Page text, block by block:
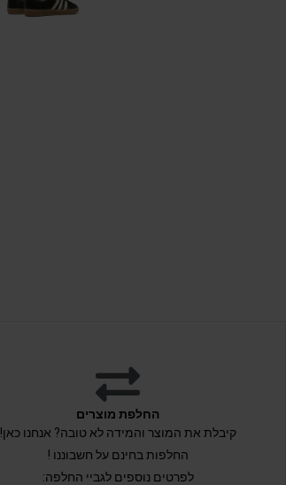
החלפת מוצרים
קיבלת את המוצר והמידה לא טובה? אנחנו כאן!
החלפות בחינם על חשבוננו !
לפרטים נוספים לגביי החלפה: